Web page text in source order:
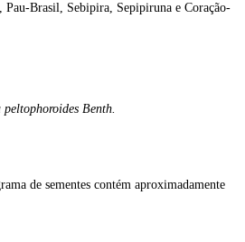
Pau-Brasil, Sebipira, Sepipiruna e Coração-
peltophoroides Benth.
de sementes contém aproximadamente